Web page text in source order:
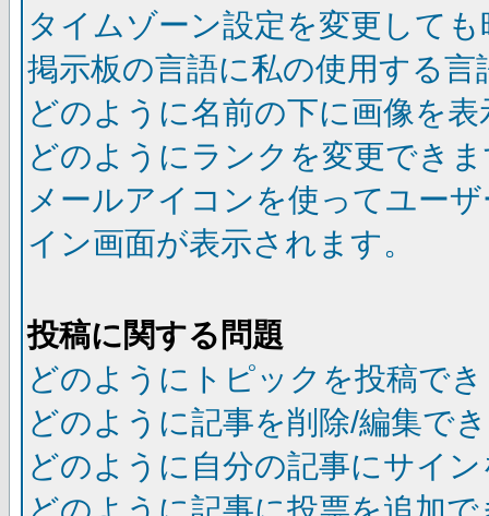
タイムゾーン設定を変更して
掲示板の言語に私の使用する
どのように名前の下に画像を
どのようにランクを変更でき
メールアイコンを使ってユー
イン画面が表示されます。
投稿に関する問題
どのようにトピックを投稿で
どのように記事を削除/編集で
どのように自分の記事にサイ